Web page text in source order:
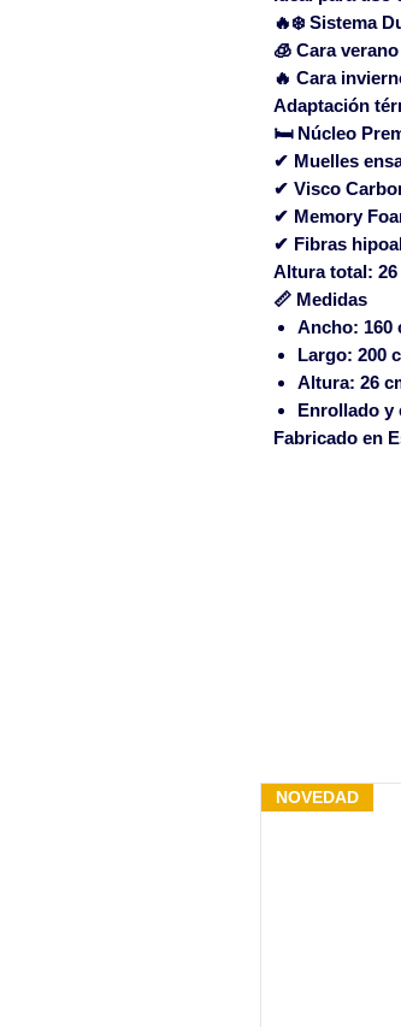
🔥❄️ Sistema
🧊 Cara
🔥 Cara
Adaptación
🛏 Núcleo
✔ Muelles
✔ Visco
✔ Memory
✔ Fibras
Altura total:
📏 Medidas
Ancho: 160
Largo: 200
Altura: 26
Enrollado y
Fabricado en
NOVEDAD